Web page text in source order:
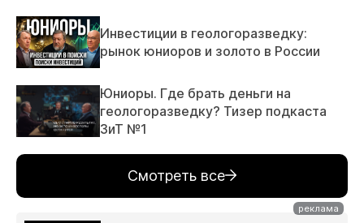
Инвестиции в геологоразведку:
рынок юниоров и золото в России
Юниоры. Где брать деньги на
геологоразведку? Тизер подкаста
ЗиТ №1
Смотреть все